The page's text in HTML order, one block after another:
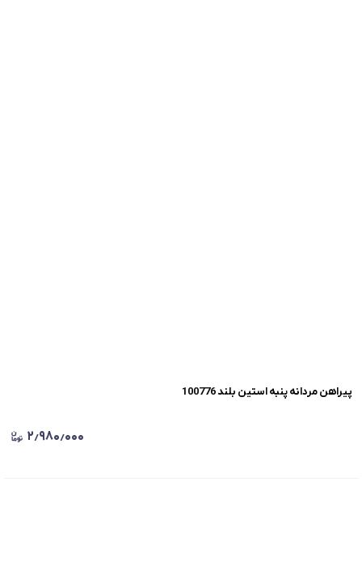
پیراهن مردانه پنبه استین بلند 100776
۲٫۹۸۰٫۰۰۰